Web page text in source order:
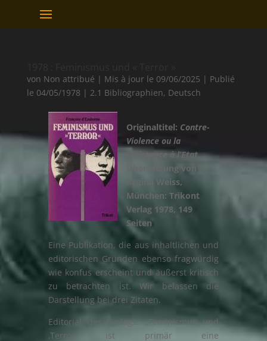
von Non attribué | Mis à jour le 09/06/2025 | Publié
le 04/05/1978 | 2.1 Bibliographien, Deutsch
Originaltitel: Contre-
Violence ou la
résistance à l’Etat,
Übersetzung von
Regina Weiss,
München: Trikont
Verlag 1978, 149
Seiten
Eine Publikation, die aus inhaltlichen und
editorischen Gründen ebenso fragwürdig
wie konfus erscheint und äußerst kritisch
zu betrachten ist. Wir belassen die
Darstellung bei drei Zitaten.
Editorial des Verlags: „Feminismus und
‚Terror‘ ist primär eine